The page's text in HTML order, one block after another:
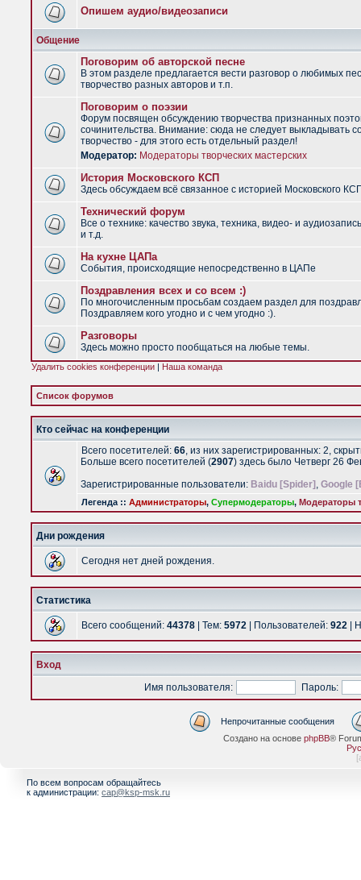
Опишем аудио/видеозаписи
Общение
Поговорим об авторской песне
В этом разделе предлагается вести разговор о любимых
творчество разных авторов и т.п.
Поговорим о поэзии
Форум посвящен обсуждению творчества признанных
сочинительства. Внимание: сюда не следует выкладывать
творчество - для этого есть отдельный раздел!
Модератор: Модераторы творческих мастерских
История Московского КСП
Здесь обсуждаем всё связанное с историей Московского
Технический форум
Все о технике: качество звука, техника, видео- и
и т.д.
На кухне ЦАПа
События, происходящие непосредственно в ЦАПе
Поздравления всех и со всем :)
По многочисленным просьбам создаем раздел для
Поздравляем кого угодно и с чем угодно :).
Разговоры
Здесь можно просто пообщаться на любые темы.
Удалить cookies конференции | Наша команда
Список форумов
Кто сейчас на конференции
Всего посетителей: 66, из них зарегистрированных: 2,
Больше всего посетителей (2907) здесь было Четверг 26
Зарегистрированные пользователи: Baidu [Spider] , Google
Легенда :: Администраторы, Супермодераторы, Модераторы
Дни рождения
Сегодня нет дней рождения.
Статистика
Всего сообщений: 44378 | Тем: 5972 | Пользователей: 922 |
Вход
Имя пользователя:
Пароль:
Непрочитанные сообщения
Создано на основе phpBB®
[
По всем вопросам обращайтесь
к администрации: cap@ksp-msk.ru